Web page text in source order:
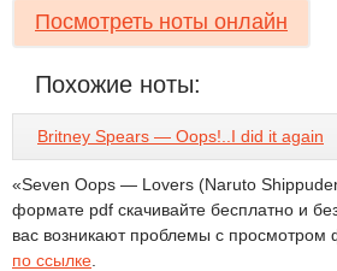
Посмотреть ноты онлайн
Похожие ноты:
Britney Spears — Oops!..I did it again
«Seven Oops — Lovers (Naruto
формате pdf скачивайте бесплатно и
вас возникают проблемы с просмотром
по ссылке